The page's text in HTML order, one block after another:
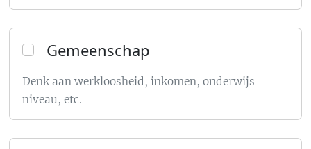
Gemeenschap
Denk aan werkloosheid, inkomen, onderwijs
niveau, etc.